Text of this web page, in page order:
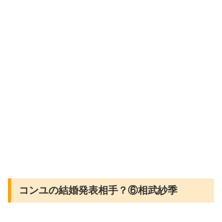
コンユの結婚発表相手？⑥相武紗季